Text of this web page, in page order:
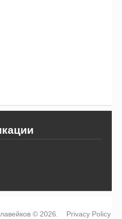
© 2026. Privacy Policy